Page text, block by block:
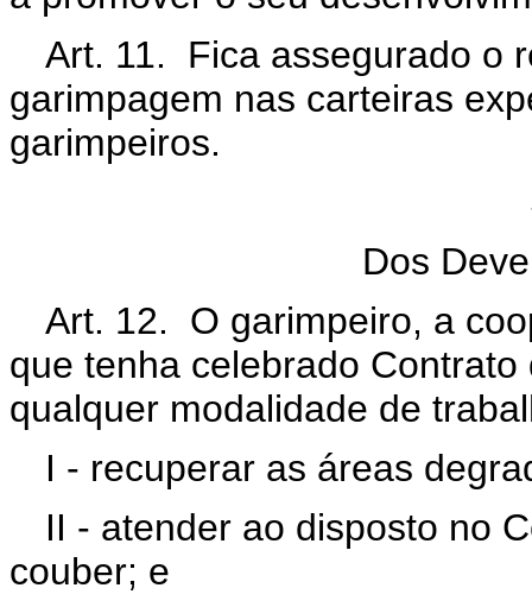
Art. 11. Fica assegurado o
garimpagem nas carteiras
garimpeiros.
Dos
Art. 12. O garimpeiro, a
que tenha celebrado
qualquer modalidade de
I - recuperar as áreas
II - atender ao disposto no
couber; e